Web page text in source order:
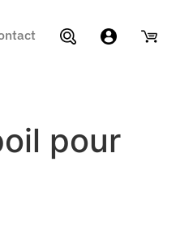
pour